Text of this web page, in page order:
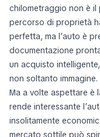
chilometraggio non è il
percorso di proprietà
perfetta, ma l’auto è
documentazione
un acquisto
non soltanto immagine.
Ma a volte aspettare è
rende interessante
insolitamente
mercato sottile può